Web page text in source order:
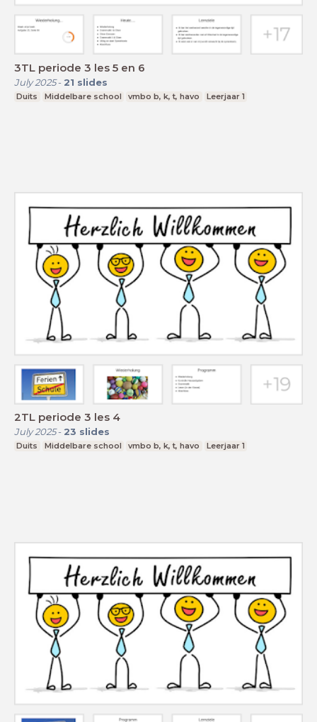
3TL periode 3 les 5 en 6
July 2025- 21 slides
Duits Middelbare school vmbo b, k, t, havo Leerjaar 1
2TL periode 3 les 4
July 2025- 23 slides
Duits Middelbare school vmbo b, k, t, havo Leerjaar 1